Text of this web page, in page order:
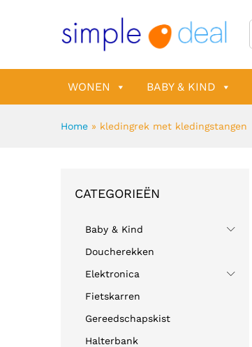
WONEN BABY & KIND
Home » kledingrek met kledingstangen
CATEGORIEËN
Baby & Kind
Doucherekken
Elektronica
Fietskarren
Gereedschapskist
Halterbank